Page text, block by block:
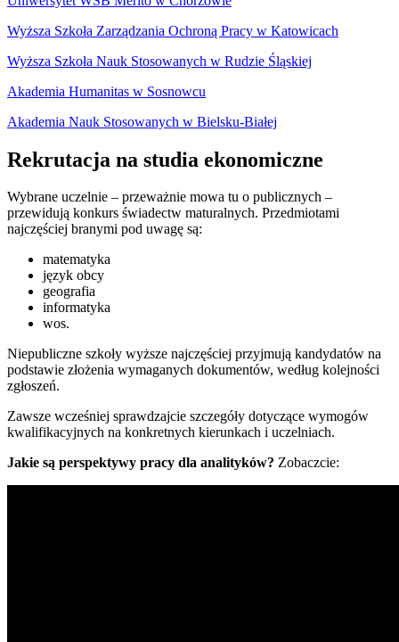
Wyższa Szkoła Zarządzania Ochroną Pracy w Katowicach
Wyższa Szkoła Nauk Stosowanych w Rudzie Śląskiej
Akademia Humanitas w Sosnowcu
Akademia Nauk Stosowanych w Bielsku-Białej
Rekrutacja na studia ekonomiczne
Wybrane uczelnie – przeważnie mowa tu o publicznych –
przewidują konkurs świadectw maturalnych. Przedmiotami
najczęściej branymi pod uwagę są:
matematyka
język obcy
geografia
informatyka
wos.
Niepubliczne szkoły wyższe najczęściej przyjmują kandydatów na
podstawie złożenia wymaganych dokumentów, według kolejności
zgłoszeń.
Zawsze wcześniej sprawdzajcie szczegóły dotyczące wymogów
kwalifikacyjnych na konkretnych kierunkach i uczelniach.
Jakie są perspektywy pracy dla analityków? Zobaczcie: